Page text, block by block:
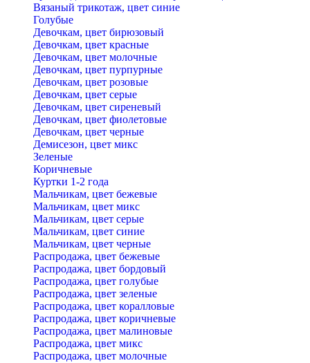
Вязаный трикотаж, цвет синие
Голубые
Девочкам, цвет бирюзовый
Девочкам, цвет красные
Девочкам, цвет молочные
Девочкам, цвет пурпурные
Девочкам, цвет розовые
Девочкам, цвет серые
Девочкам, цвет сиреневый
Девочкам, цвет фиолетовые
Девочкам, цвет черные
Демисезон, цвет микс
Зеленые
Коричневые
Куртки 1-2 года
Мальчикам, цвет бежевые
Мальчикам, цвет микс
Мальчикам, цвет серые
Мальчикам, цвет синие
Мальчикам, цвет черные
Распродажа, цвет бежевые
Распродажа, цвет бордовый
Распродажа, цвет голубые
Распродажа, цвет зеленые
Распродажа, цвет коралловые
Распродажа, цвет коричневые
Распродажа, цвет малиновые
Распродажа, цвет микс
Распродажа, цвет молочные